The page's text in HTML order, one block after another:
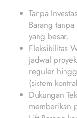
Tanpa
Barang
yang besar.
Fleksibilitas
jadwal
reguler
(sistem
Dukungan
memberikan